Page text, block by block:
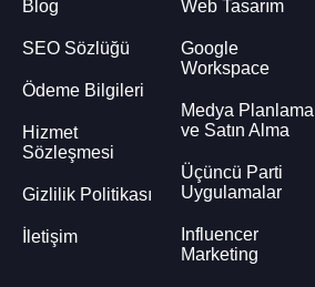
Blog
SEO Sözlüğü
Ödeme Bilgileri
Hizmet
Sözleşmesi
Gizlilik Politikası
İletişim
Web Tasarım
Google
Workspace
Medya Planlama
ve Satın Alma
Üçüncü Parti
Uygulamalar
Influencer
Marketing